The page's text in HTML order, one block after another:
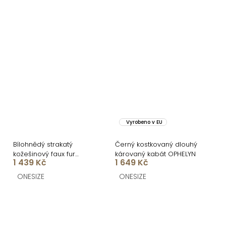
Bílohnědý strakatý
kožešinový faux fur
kabátek HAVELIN
1 439 Kč
ONESIZE
Vyrobeno v EU
Černý kostkovaný dlouhý
károvaný kabát OPHELYN
1 649 Kč
ONESIZE